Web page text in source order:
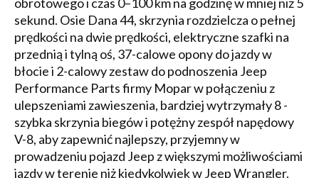
sekund. Osie Dana 44, skrzynia rozdzielcza o pełnej
prędkości na dwie prędkości, elektryczne szafki na
przednią i tylną oś, 37-calowe opony do jazdy w
błocie i 2-calowy zestaw do podnoszenia Jeep
Performance Parts firmy Mopar w połączeniu z
ulepszeniami zawieszenia, bardziej wytrzymały 8 -
szybka skrzynia biegów i potężny zespół napędowy
V-8, aby zapewnić najlepszy, przyjemny w
prowadzeniu pojazd Jeep z większymi możliwościami
jazdy w terenie niż kiedykolwiek w Jeep Wrangler.